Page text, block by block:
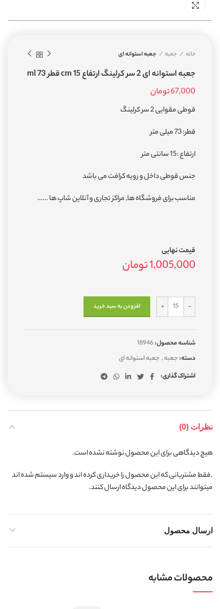
خانه جعبه جعبه استوانه ای
جعبه استوانه ای 2 سر کرلینگ ارتفاع 15 cm قطر 73 ml
67,000تومان
قوطی مقوایی 2 سر کرلینگ
قطر: 73 میلی متر
ارتفاع :15 سانتی متر
جنس قوطی داخل و رویه کرافت می باشد
مناسب برای فروشگاه ها, مراکز تجاری و آنلاین شاپ ها ……
قیمت نهایی
1,005,000تومان
افزودن به سبد خرید
شناسه محصول:18946
دسته: جعبه, جعبه استوانه ای
اشتراک گذاری
نظرات (0)
هیچ دیدگاهی برای این محصول نوشته نشده است.
.فقط مشتریانی که این محصول را خریداری کرده اند و وارد سیستم شده اند
میتوانند برای این محصول دیدگاه ارسال کنند.
ارسال محصول
محصولات مشابه